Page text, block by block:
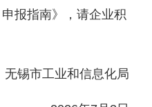
报指南》，请企业积
市工业和信息化局